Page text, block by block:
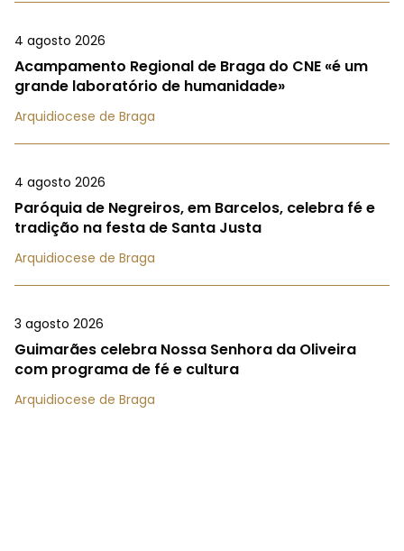
4 agosto 2026
Acampamento Regional de Braga do CNE «é um
grande laboratório de humanidade»
Arquidiocese de Braga
4 agosto 2026
Paróquia de Negreiros, em Barcelos, celebra fé e
tradição na festa de Santa Justa
Arquidiocese de Braga
3 agosto 2026
Guimarães celebra Nossa Senhora da Oliveira
com programa de fé e cultura
Arquidiocese de Braga